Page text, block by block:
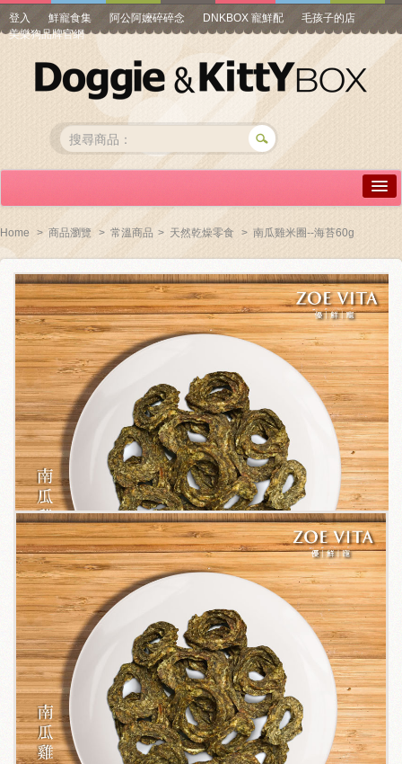
登入 鮮寵食集 阿公阿嬤碎碎念 DNKBOX 寵鮮配
毛孩子的店
美樂狗品牌官網
常見問答
商品瀏覽
線上訂購
帳號專區
關於我們
毛孩健康之道
Home > 商品瀏覽 > 常溫商品 > 天然乾燥零食 > 南瓜雞米圈--海苔60g